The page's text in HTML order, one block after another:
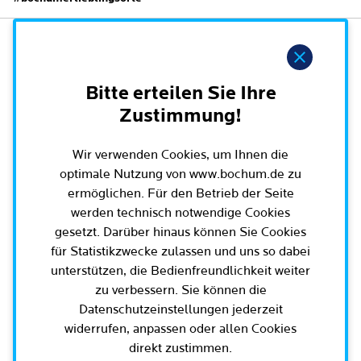
Bitte erteilen Sie Ihre
Zustimmung!
Wir verwenden Cookies, um Ihnen die
optimale Nutzung von www.bochum.de zu
ermöglichen. Für den Betrieb der Seite
werden technisch notwendige Cookies
gesetzt. Darüber hinaus können Sie Cookies
für Statistikzwecke zulassen und uns so dabei
unterstützen, die Bedienfreundlichkeit weiter
zu verbessern. Sie können die
Datenschutzeinstellungen jederzeit
widerrufen, anpassen oder allen Cookies
direkt zustimmen.
Arbeitgeberin Stadt Bochum
Oberbürgermeister und Verwaltungsvorstand
Bürgerbüro
Geoportal und Stadtplan
Migration und Integration
Geburt und Kindheit
Schule, (Aus-)Bildung und Studium
Dienstleistungen für Unternehmen
Mobilität
Bauen, Wohnen und Umzug
Engagement und Beteiligung
Tierhaltung und Wildtiere
Gesundheit und Krankheit
Rat der Stadt Bochum
Bürgermeister
Bezirksvertretungen
Wahlen in Bochum
Stadtpolitik - einfach erklärt
Bisherige Oberbürgermeisterinnen und
Oberbürgermeister
Bochumer Vertretung in den Parlamenten
Bürgerkonferenzen
Büro für Bürgerbeteiligung
Aktuelle Presse­meldungen
5 Botschaften für Bochum
Bürgerbeteiligungsplattform
Rund um Bochum
Radfahren in Bochum
Geoportal und Stadtplan
E-Mobilität / Verkehr / Parken / Baustellen
Wissenschaft und Bildung
Europa und Internationales
Geschichte / Tradition
Statistik und Zahlen
Schnellnavigation
(Online)Dienste Terminbuchung
Familie und Kita Karriere und Jobs